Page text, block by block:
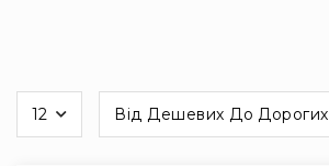
першої
медичної
допомоги
12
на
Від Дешевих До Дорогих